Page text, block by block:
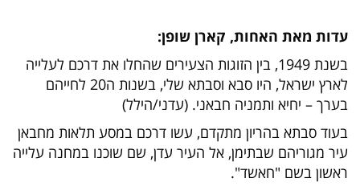
עדות מאת האחות, קארן שופן:
בשנת 1949, בין הזוגות הצעירים שהחלו את דרכם לעלייה
לארץ ישראל, היו סבא וסבתא שלי, בשנות ה20 לחייהם
בערך – יחיא ותמניה חבאני. (עדני/הילל)
בעוד סבתא בהריון מתקדם, עשו דרכם במסע תלאות מחבאן
עיר מגוריהם שבתימן, אל העיר עדן, שם שוכנו במחנה עלייה
ראשון בשם "חאשד".